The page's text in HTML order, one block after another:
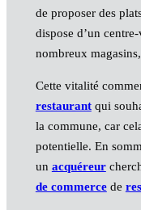
de proposer des
dispose d’un
nombreux
Cette vitalité
restaurantqui
la commune, car
potentielle. En
un acquéreur
de commercede